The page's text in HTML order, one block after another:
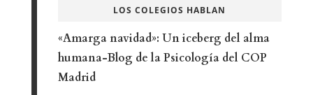
LOS COLEGIOS HABLAN
«Amarga navidad»: Un iceberg del alma
humana-Blog de la Psicología del COP
Madrid